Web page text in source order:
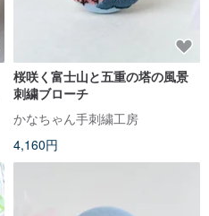
桜咲く富士山と五重の塔の風景
刺繍ブローチ
かなちゃん手刺繍工房
4,160円